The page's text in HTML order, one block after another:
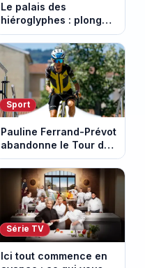
Le palais des
hiéroglyphes : plongez
dans la tombe
égyptienne qui fascine
les archéologues
Sport
Pauline Ferrand-Prévot
abandonne le Tour de
France Femmes avant
la 8e étape
Série TV
Ici tout commence en